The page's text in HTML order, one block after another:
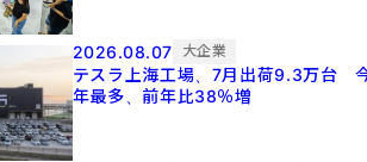
2026.08.07 大企業
テスラ上海工場、7月出荷9.3万台
年最多、前年比38％増